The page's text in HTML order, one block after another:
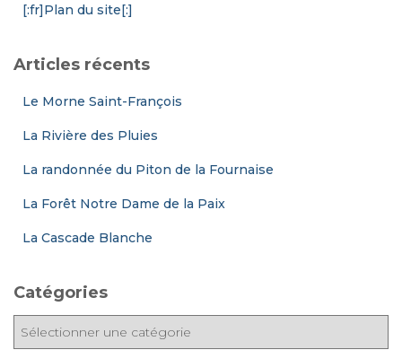
[:fr]Plan du site[:]
Articles récents
Le Morne Saint-François
La Rivière des Pluies
La randonnée du Piton de la Fournaise
La Forêt Notre Dame de la Paix
La Cascade Blanche
Catégories